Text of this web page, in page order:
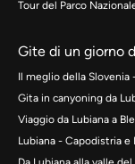
Tour del Parco
Gite di un giorno
Il meglio della Slovenia
Gita in canyoning da
Viaggio da Lubiana a
Lubiana - Capodistria